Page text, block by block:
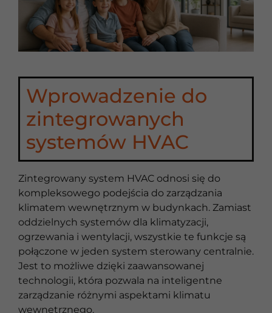
Wprowadzenie do
zintegrowanych
systemów HVAC
Zintegrowany system HVAC odnosi się do
kompleksowego podejścia do zarządzania
klimatem wewnętrznym w budynkach. Zamiast
oddzielnych systemów dla klimatyzacji,
ogrzewania i wentylacji, wszystkie te funkcje są
połączone w jeden system sterowany centralnie.
Jest to możliwe dzięki zaawansowanej
technologii, która pozwala na inteligentne
zarządzanie różnymi aspektami klimatu
wewnętrznego.